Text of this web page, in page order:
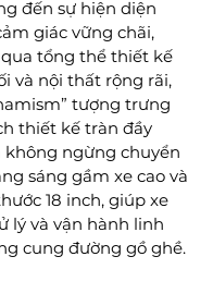
đến sự hiện diện
giác vững chãi,
tổng thể thiết kế
và nội thất rộng rãi,
tượng trưng
thiết kế tràn đầy
không ngừng chuyển
sáng gầm xe cao và
18 inch, giúp xe
lý và vận hành linh
cung đường gồ ghề.